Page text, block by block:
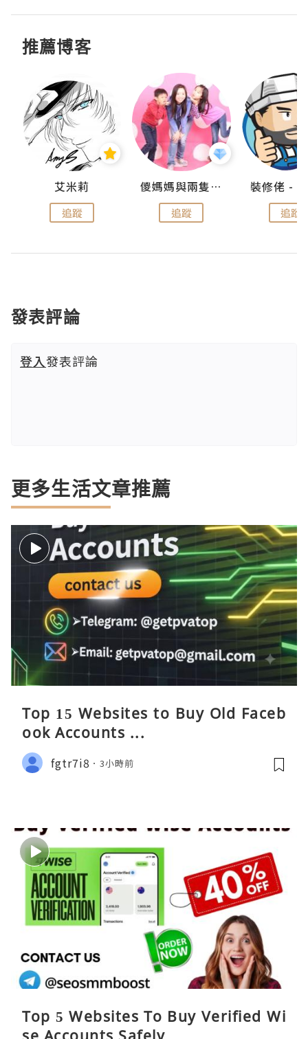
推薦博客
艾米莉
追蹤
儍媽媽與兩隻小魔怪之家
追蹤 追蹤
發表評論
登入發表評論
更多生活文章推薦
Top 15 Websites to Buy Old Faceb
ook Accounts ...
fgtr7i8 3小時前
Top 5 Websites To Buy Verified Wi